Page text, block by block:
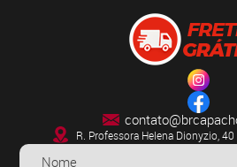
R. Professora Helena Dionyzio,